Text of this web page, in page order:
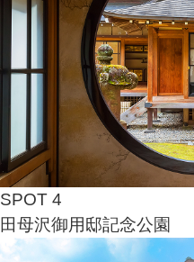
SPOT 4
田母沢御用邸記念公園